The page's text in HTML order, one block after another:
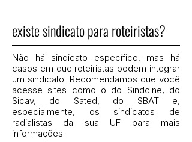
existe sindicato para roteiristas?
Não há sindicato específico, mas há
casos em que roteiristas podem integrar
um sindicato. Recomendamos que você
acesse sites como o do Sindcine, do
Sicav, do Sated, do SBAT e,
especialmente, os sindicatos de
radialistas da sua UF para mais
informações.